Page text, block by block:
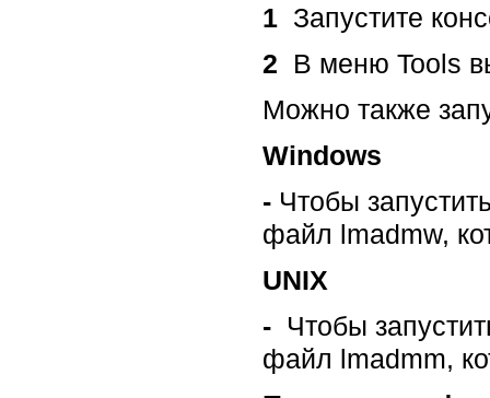
1 Запустите
2 В меню Tools
Можно также
Windows
- Чтобы
файл lmadmw,
UNIX
- Чтобы
файл lmadmm,